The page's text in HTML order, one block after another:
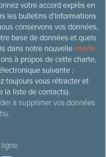
votre accord exprès en
les bulletins d’informations
conservons vos données,
base de données et quels
dans notre nouvellecharte
à propos de cette charte,
suivante :
toujours vous rétracter et
la liste de contacts).
à supprimer vos données